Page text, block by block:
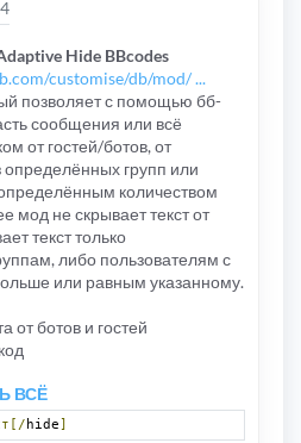
Hide BBcodes
customise/db/mod/ ...
позволяет с помощью бб-
сообщения или всё
от гостей/ботов, от
определённых групп или
количеством
мод не скрывает текст от
текст только
либо пользователям с
или равным указанному.
от ботов и гостей
ВСЁ
hide]